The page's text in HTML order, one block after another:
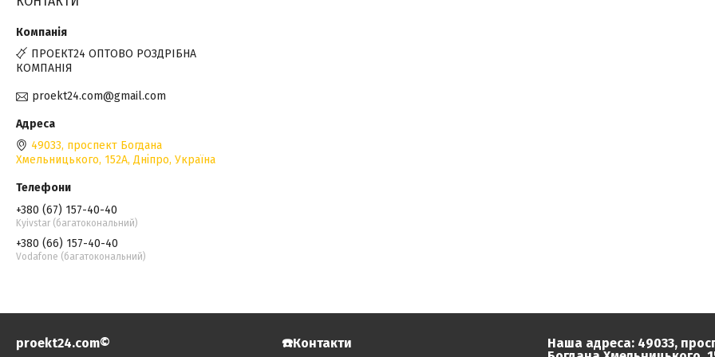
ПРОЕКТ24 ОПТОВО РОЗДРІБНА
КОМПАНІЯ
proekt24.com@gmail.com
49033, проспект Богдана
Хмельницького, 152А, Дніпро, Україна
+380 (67) 157-40-40
Kyivstar (багатокональний)
+380 (66) 157-40-40
Vodafone (багатокональний)
proekt24.com©️ ☎️Контакти
Наша адреса: 49033,